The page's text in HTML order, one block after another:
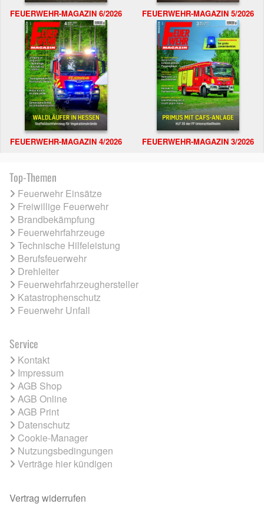
FEUERWEHR-MAGAZIN 6/2026 FEUERWEHR-MAGAZIN 5/2026
FEUERWEHR-MAGAZIN 4/2026 FEUERWEHR-MAGAZIN 3/2026
Top-Themen
Feuerwehr Einsätze
Freiwillige Feuerwehr
Brandbekämpfung
Feuerwehrfahrzeuge
Technische Hilfeleistung
Berufsfeuerwehr
Drehleiter
Feuerwehrfahrzeughersteller
Katastrophenschutz
Feuerwehr Unfall
Service
Kontakt
Impressum
AGB Shop
AGB Online
AGB Print
Datenschutz
Cookie-Manager
Nutzungsbedingungen
Verträge hier kündigen
Vertrag widerrufen